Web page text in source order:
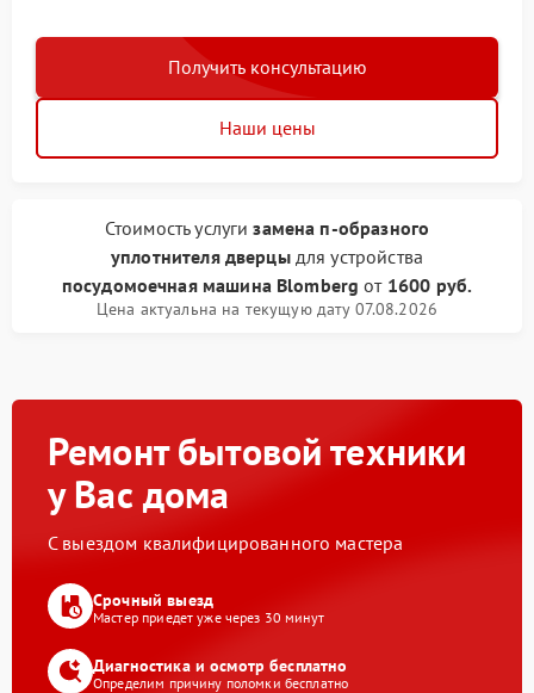
Получить консультацию
Наши цены
Стоимость услугизамена п-образного
уплотнителя дверцыдля устройства
посудомоечная машина Blomberg от 1600 руб.
Цена актуальна на текущую дату 07.08.2026
Ремонт бытовой техники
у Вас дома
С выездом квалифицированного мастера
Срочный выезд
Мастер приедет уже через 30 минут
Диагностика и осмотр бесплатно
Определим причину поломки бесплатно